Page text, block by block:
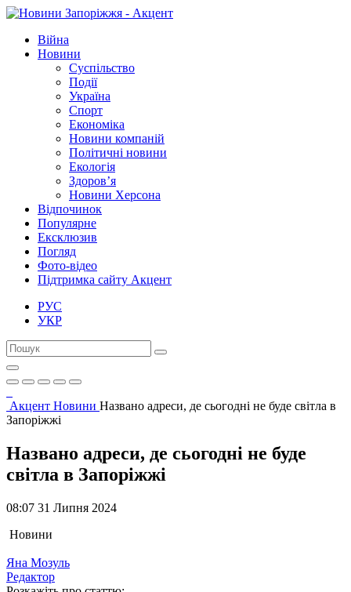
Війна
Новини
Суспільство
Події
Україна
Спорт
Економіка
Новини компаній
Політичні новини
Екологія
Здоров’я
Новини Херсона
Відпочинок
Популярне
Ексклюзив
Погляд
Фото-відео
Підтримка сайту Акцент
РУС
УКР
Акцент Новини Названо адреси, де сьогодні не буде світла в
Запоріжжі
Названо адреси, де сьогодні не буде
світла в Запоріжжі
08:07 31 Липня 2024
Новини
Яна Мозуль
Редактор